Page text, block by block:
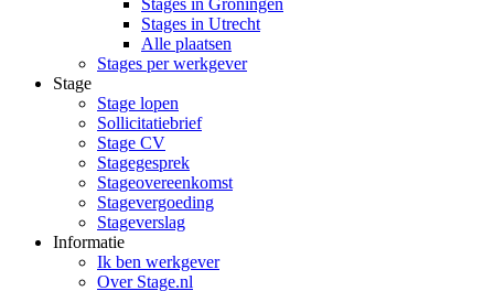
Stages in Groningen
Stages in Utrecht
Alle plaatsen
Stages per werkgever
Stage
Stage lopen
Sollicitatiebrief
Stage CV
Stagegesprek
Stageovereenkomst
Stagevergoeding
Stageverslag
Informatie
Ik ben werkgever
Over Stage.nl